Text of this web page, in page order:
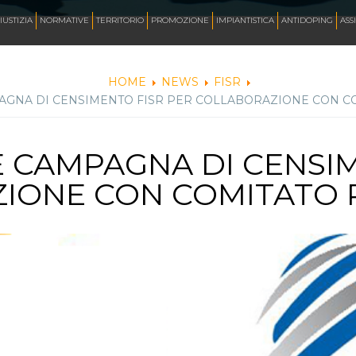
NORMATIVE TERRITORIO PROMOZIONE IMPIANTISTICA ANTIDOPING
HOME NEWS
FISR
DI CENSIMENTO FISR PER COLLABORAZIONE CON
CAMPAGNA DI
CON COMITATO
AZZURRI
FOTO
CORSA
INLINE FREESTYLE